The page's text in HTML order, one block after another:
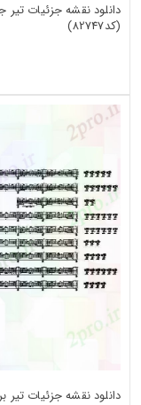
دانلود نقشه جزئیات تیر
(کد82747)
دانلود نقشه جزئیات تیر